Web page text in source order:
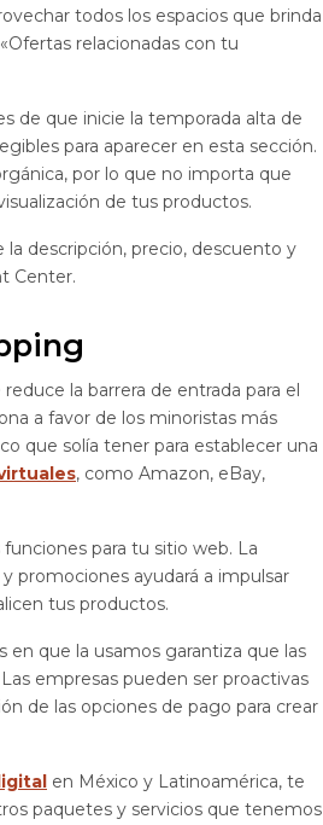
todos los espacios que brinda
relacionadas con tu
de que inicie la temporada alta de
para aparecer en esta sección.
por lo que no importa que
de tus productos.
descripción, precio, descuento y
Center.
la barrera de entrada para el
a favor de los minoristas más
que solía tener para establecer una
, como Amazon, eBay,
para tu sitio web. La
promociones ayudará a impulsar
tus productos.
que la usamos garantiza que las
empresas pueden ser proactivas
de las opciones de pago para crear
en México y Latinoamérica, te
paquetes y servicios que tenemos